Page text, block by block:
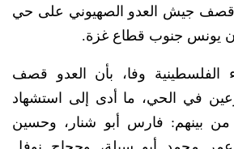
قصف جيش العدو الصهيوني على حي
يونس جنوب قطاع غزة.
الفلسطينية وفا، بأن العدو قصف
في الحي، ما أدى إلى استشهاد
من بينهم: فارس أبو شنار، وحسين